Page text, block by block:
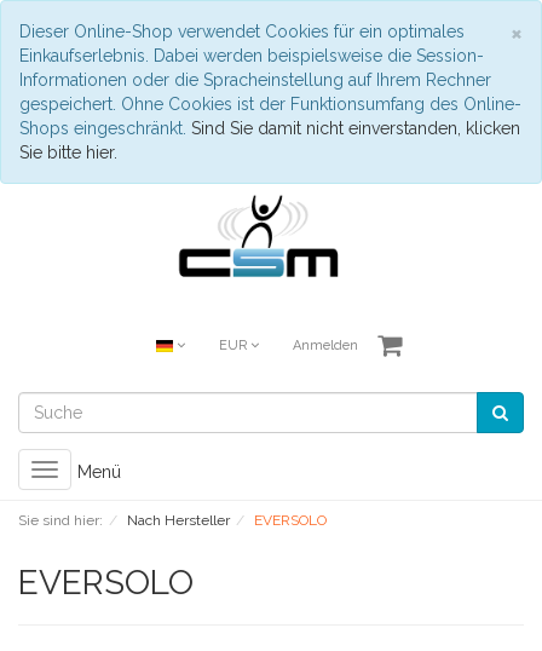
×
Dieser Online-Shop verwendet Cookies für ein optimales
Einkaufserlebnis. Dabei werden beispielsweise die Session-
Informationen oder die Spracheinstellung auf Ihrem Rechner
gespeichert. Ohne Cookies ist der Funktionsumfang des Online-
Shops eingeschränkt. Sind Sie damit nicht einverstanden, klicken
Sie bitte hier.
EUR Anmelden
Toggle
navigation
Menü
Sie sind hier: Nach Hersteller EVERSOLO
EVERSOLO